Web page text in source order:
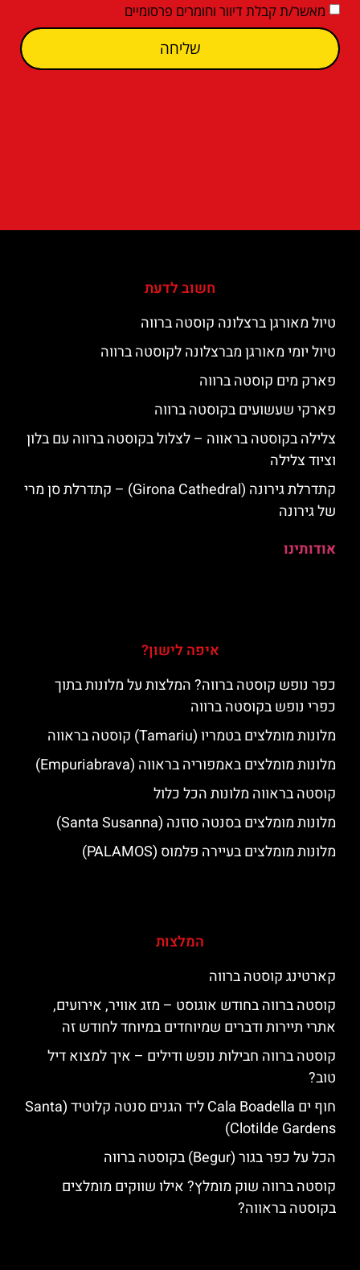
מאשר/ת קבלת דיוור וחומרים פרסומיים
שליחה
חשוב לדעת
טיול מאורגן ברצלונה קוסטה ברווה
טיול יומי מאורגן מברצלונה לקוסטה ברווה
פארק מים קוסטה ברווה
פארקי שעשועים בקוסטה ברווה
צלילה בקוסטה בראווה – לצלול בקוסטה ברווה עם בלון
וציוד צלילה
קתדרלת גירונה (Girona Cathedral) – קתדרלת סן מרי
של גירונה
אודותינו
איפה לישון?
כפר נופש קוסטה ברווה? המלצות על מלונות בתוך
כפרי נופש בקוסטה ברווה
מלונות מומלצים בטמריו (Tamariu) קוסטה בראווה
מלונות מומלצים באמפוריה בראווה (Empuriabrava)
קוסטה בראווה מלונות הכל כלול
מלונות מומלצים בסנטה סוזנה (Santa Susanna)
מלונות מומלצים בעיירה פלמוס (PALAMOS)
המלצות
קארטינג קוסטה ברווה
קוסטה ברווה בחודש אוגוסט – מזג אוויר, אירועים,
אתרי תיירות ודברים שמיוחדים במיוחד לחודש זה
קוסטה ברווה חבילות נופש ודילים – איך למצוא דיל
טוב?
חוף ים Cala Boadella ליד הגנים סנטה קלוטיד (Santa
Clotilde Gardens)
הכל על כפר בגור (Begur) בקוסטה ברווה
קוסטה ברווה שוק מומלץ? אילו שווקים מומלצים
בקוסטה בראווה?